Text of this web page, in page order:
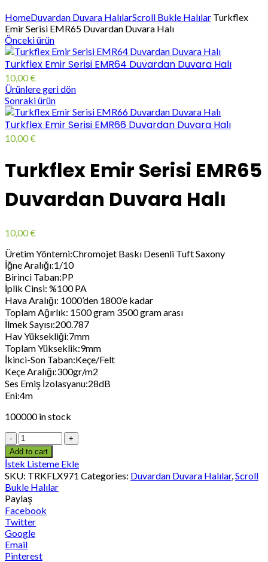
HomeDuvardan Duvara HalılarScroll Bukle Halılar Turkflex
Emir Serisi EMR65 Duvardan Duvara Halı
Önceki ürün
Turkflex Emir Serisi EMR64 Duvardan Duvara Halı
10,00€
Ürünlere geri dön
Sonraki ürün
Turkflex Emir Serisi EMR66 Duvardan Duvara Halı
10,00€
Turkflex Emir Serisi EMR65
Duvardan Duvara Halı
10,00€
Üretim Yöntemi:Chromojet Baskı Desenli Tuft Saxony
İğne Aralığı:1/10
Birinci Taban:PP
İplik Cinsi: %100 PA
Hava Aralığı: 1000’den 1800’e kadar
Toplam Ağırlık: 1500 gram 3500 gram arası
İlmek Sayısı:200.787
Hav Yüksekliği:7mm
Toplam Yükseklik:9mm
İkinci-Son Taban:Keçe/Felt
Keçe Aralığı:300gr/m2
Ses Emiş İzolasyanu:28dB
Eni:4m
100000 in stock
Add to cart
İstek Listeme Ekle
SKU: TRKFLX971 Categories: Duvardan Duvara Halılar, Scroll
Bukle Halılar
Paylaş
Facebook
Twitter
Google
Email
Pinterest